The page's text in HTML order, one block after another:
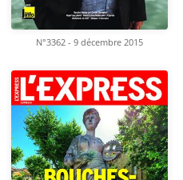
N°3362 - 9 décembre 2015